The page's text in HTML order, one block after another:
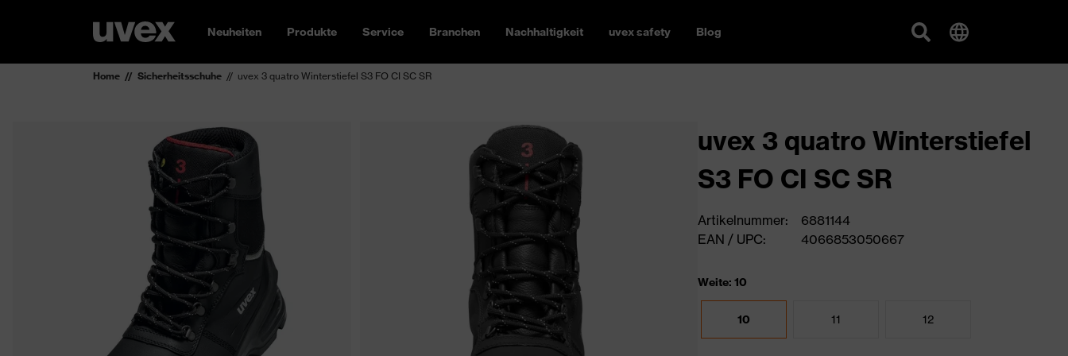
Neuheiten Produkte Service Branchen Nachhaltigkeit uvex safety Blog
Home Sicherheitsschuhe uvex 3 quatro Winterstiefel S3 FO CI SC SR
uvex 3 quatro Winterstiefel
S3 FO CI SC SR
Artikelnummer:
6881144
EAN / UPC:
4066853050667
Weite: 10
10 11 12